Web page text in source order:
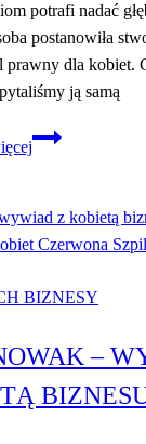
potrafi nadać
postanowiła
prawny dla kobiet.
ją samą
Kobiety
–
Ewelina
Pawłowska
BIZNESY
–